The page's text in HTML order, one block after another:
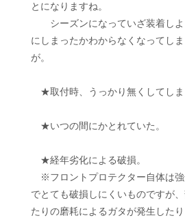
とになりますね。
シーズンになっていざ装着しよ
にしまったかわからなくなってし
が。
★取付時、うっかり無くしてし
★いつの間にかとれていた。
★経年劣化による破損。
※フロントプロテクター自体は強
でとても破損しにくいものですが
たりの磨耗によるガタが発生した